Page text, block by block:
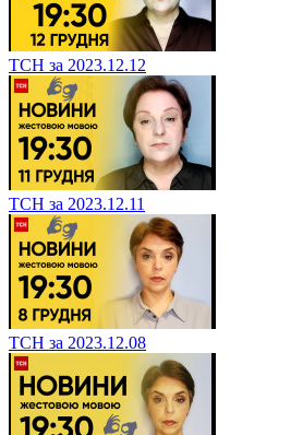
ТСН за 2023.12.12
ТСН за 2023.12.11
ТСН за 2023.12.08